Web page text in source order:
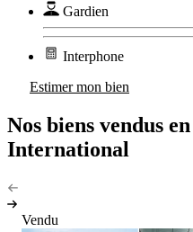
Gardien
Interphone
Estimer mon bien
Nos biens vendus
International
Vendu